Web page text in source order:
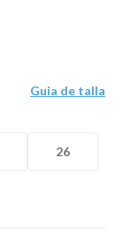
Guia de talla
26